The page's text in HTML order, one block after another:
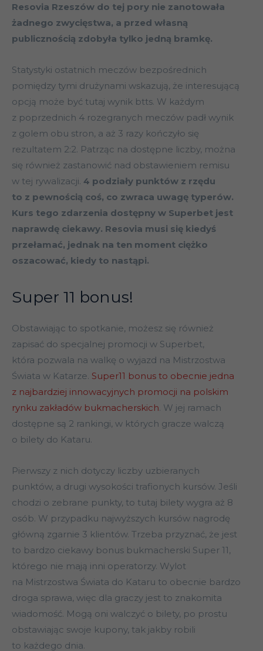
Resovia Rzeszów do tej pory nie zanotowała
żadnego zwycięstwa, a przed własną
publicznością zdobyła tylko jedną bramkę.
Statystyki ostatnich meczów bezpośrednich
pomiędzy tymi drużynami wskazują, że interesującą
opcją może być tutaj wynik btts. W każdym
z poprzednich 4 rozegranych meczów padł wynik
z golem obu stron, a aż 3 razy kończyło się
rezultatem 2:2. Patrząc na dostępne liczby, można
się również zastanowić nad obstawieniem remisu
w tej rywalizacji. 4 podziały punktów z rzędu
to z pewnością coś, co zwraca uwagę typerów.
Kurs tego zdarzenia dostępny w Superbet jest
naprawdę ciekawy. Resovia musi się kiedyś
przełamać, jednak na ten moment ciężko
oszacować, kiedy to nastąpi.
Super 11 bonus!
Obstawiając to spotkanie, możesz się również
zapisać do specjalnej promocji w Superbet,
która pozwala na walkę o wyjazd na Mistrzostwa
Świata w Katarze. Super11 bonus to obecnie jedna
z najbardziej innowacyjnych promocji na polskim
rynku zakładów bukmacherskich. W jej ramach
dostępne są 2 rankingi, w których gracze walczą
o bilety do Kataru.
Pierwszy z nich dotyczy liczby uzbieranych
punktów, a drugi wysokości trafionych kursów. Jeśli
chodzi o zebrane punkty, to tutaj bilety wygra aż 8
osób. W przypadku najwyższych kursów nagrodę
główną zgarnie 3 klientów. Trzeba przyznać, że jest
to bardzo ciekawy bonus bukmacherski Super 11,
którego nie mają inni operatorzy. Wylot
na Mistrzostwa Świata do Kataru to obecnie bardzo
droga sprawa, więc dla graczy jest to znakomita
wiadomość. Mogą oni walczyć o bilety, po prostu
obstawiając swoje kupony, tak jakby robili
to każdego dnia.